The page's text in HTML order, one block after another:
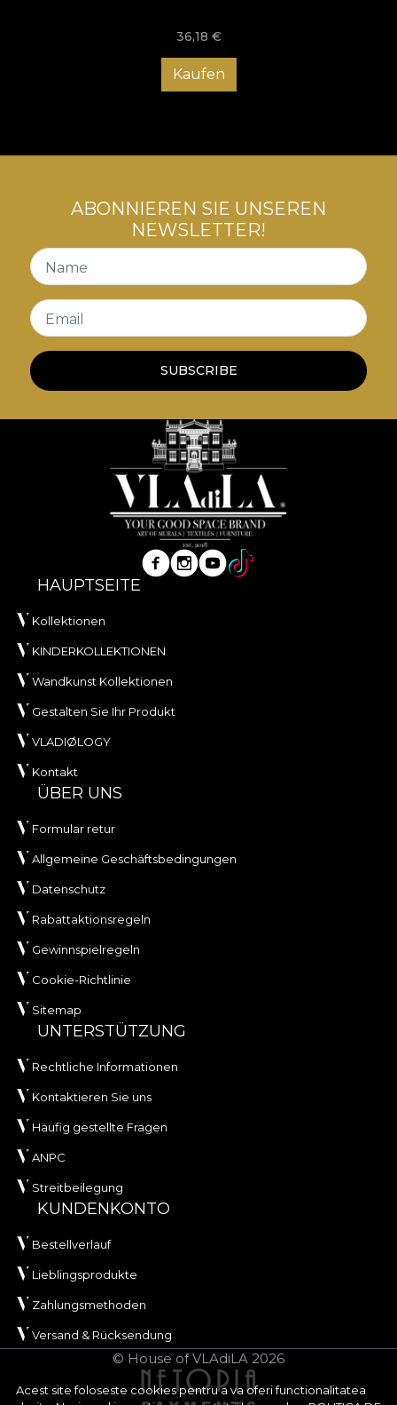
36,18 €
Kaufen
Acest site foloseste cookies pentru a va oferi functionalitatea
ABONNIEREN SIE UNSEREN
NEWSLETTER!
Name
Email
SUBSCRIBE
HAUPTSEITE
Kollektionen
KINDERKOLLEKTIONEN
Wandkunst Kollektionen
Gestalten Sie Ihr Produkt
VLADIØLOGY
Kontakt
ÜBER UNS
Formular retur
Allgemeine Geschäftsbedingungen
Datenschutz
Rabattaktionsregeln
Gewinnspielregeln
Cookie-Richtlinie
Sitemap
UNTERSTÜTZUNG
Rechtliche Informationen
Kontaktieren Sie uns
Häufig gestellte Fragen
ANPC
Streitbeilegung
KUNDENKONTO
Bestellverlauf
Lieblingsprodukte
Zahlungsmethoden
Versand & Rücksendung
© House of VLAdiLA 2026